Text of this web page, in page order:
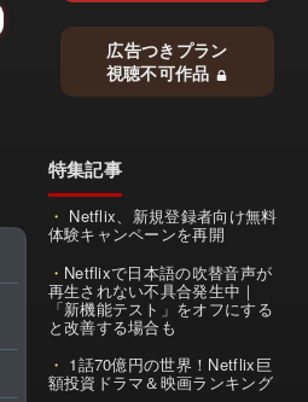
広告つきプラン
視聴不可作品
特集記事
Netflix、新規登録者向け無料
体験キャンペーンを再開
Netflixで日本語の吹替音声が
再生されない不具合発生中｜
「新機能テスト」をオフにする
と改善する場合も
1話70億円の世界！Netflix巨
額投資ドラマ＆映画ランキング